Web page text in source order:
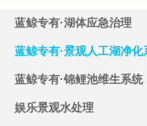
蓝鲸专有·湖体应急治理
蓝鲸专有·景观人工湖净化
蓝鲸专有·锦鲤池维生系统
娱乐景观水处理